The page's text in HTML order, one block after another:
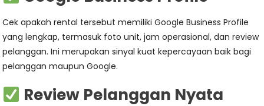
Cek apakah rental tersebut memiliki Google Business Profile
yang lengkap, termasuk foto unit, jam operasional, dan review
pelanggan. Ini merupakan sinyal kuat kepercayaan baik bagi
pelanggan maupun Google.
Review Pelanggan Nyata